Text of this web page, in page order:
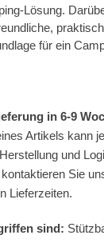
Lösung.
für ein
in 6-9
Artikels kann
und
Sie
Lieferzeiten.
sind: